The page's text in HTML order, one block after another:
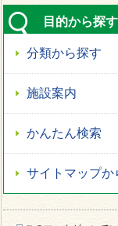
目的から探す
分類から探す
施設案内
かんたん検索
サイトマップか